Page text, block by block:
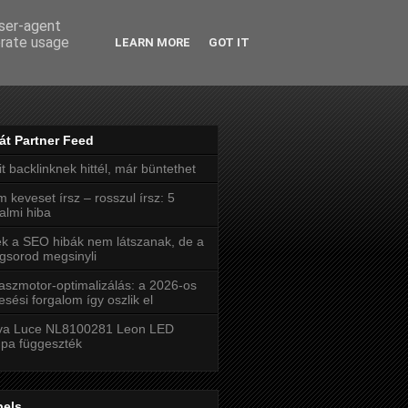
Partner Feed
backlinknek hittél, már büntethet
keveset írsz – rosszul írsz: 5
hiba
a SEO hibák nem látszanak, de a
megsinyli
optimalizálás: a 2026-os
forgalom így oszlik el
Luce NL8100281 Leon LED
függeszték
agent
usage
LEARN MORE GOT IT